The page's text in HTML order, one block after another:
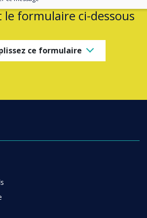
formulaire ci-dessous
ce formulaire